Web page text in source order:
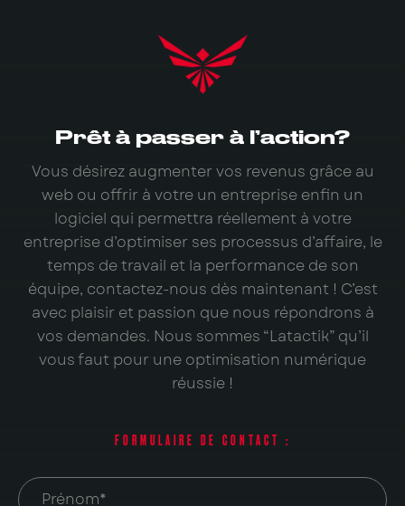
Prêt à passer à l’action?
Vous désirez augmenter vos revenus grâce au
web ou offrir à votre un entreprise enfin un
logiciel qui permettra réellement à votre
entreprise d’optimiser ses processus d’affaire, le
temps de travail et la performance de son
équipe, contactez-nous dès maintenant ! C’est
avec plaisir et passion que nous répondrons à
vos demandes. Nous sommes “Latactik” qu’il
vous faut pour une optimisation numérique
réussie !
FORMULAIRE DE CONTACT :